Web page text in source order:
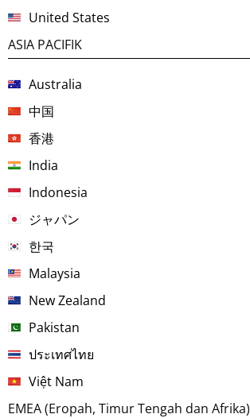
United States
ASIA PACIFIK
Australia
中国
香港
India
Indonesia
ジャパン
한국
Malaysia
New Zealand
Pakistan
ประเทศไทย
Việt Nam
EMEA (Eropah, Timur Tengah dan Afrika)